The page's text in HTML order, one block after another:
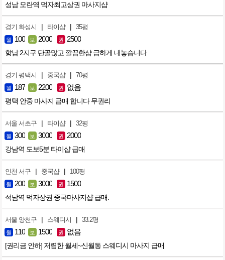
성남 모란역 먹자최고상권 마사지샵
경기 화성시 | 타이샵 | 35평
월 100 보 2000 권 2500
향남 2지구 단골많고 깔끔한샵 급하게 내놓습니다
경기 평택시 | 중국샵 | 70평
월 187 보 2200 권 없음
평택 안중 마사지 급매 합니다 무권리
서울 서초구 | 타이샵 | 32평
월 300 보 3000 권 2000
강남역 도보5분 타이샵 급매
인천 서구 | 중국샵 | 100평
월 200 보 3000 권 1500
석남역 먹자상권 중국마사지샵 급매.
서울 양천구 | 스웨디시 | 33.2평
월 110 보 1500 권 없음
[권리금 인하] 저렴한 월세~신월동 스웨디시 마사지 급매